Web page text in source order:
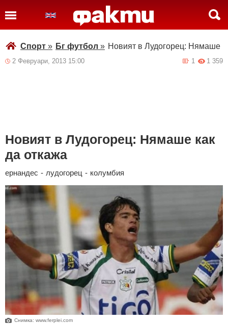
Спорт » Бг футбол » Новият в Лудогорец: Нямаше
2 Февруари, 2013 15:00 1 359
1
Новият в Лудогорец: Нямаше как
да откажа
ернандес - лудогорец - колумбия
Снимка: www.ferplei.com